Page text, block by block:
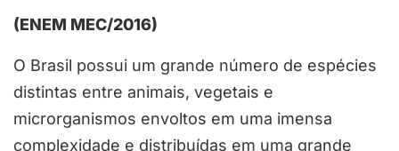
(ENEM MEC/2016)
O Brasil possui um grande número de espécies
distintas entre animais, vegetais e
microrganismos envoltos em uma imensa
complexidade e distribuídas em uma grande